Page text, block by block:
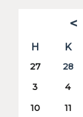
<
H K
27 28
3
4
10
11